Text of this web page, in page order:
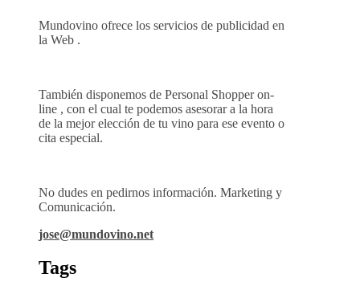
Mundovino ofrece los servicios de publicidad en
la Web .
También disponemos de Personal Shopper on-
line , con el cual te podemos asesorar a la hora
de la mejor elección de tu vino para ese evento o
cita especial.
No dudes en pedirnos información. Marketing y
Comunicación.
jose@mundovino.net
Tags